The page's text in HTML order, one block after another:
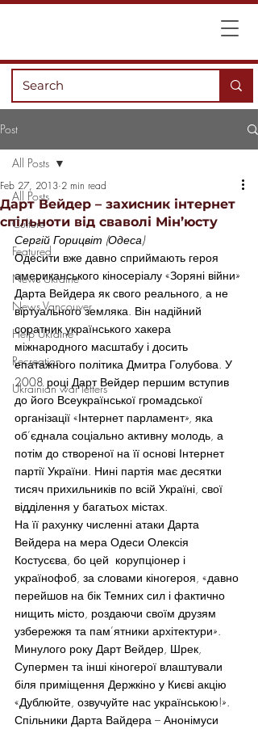
Post
All Posts
Culture
Featured
News Ukraine
News Vancouver
Help Ukraine
Recreation
Ukrainian war letters
All Posts
Дарт Вейдер – захисник інтернет
спільноти від сваволі Мін’юсту
Feb 27, 2013 2 min read
Сергій Горицвіт (Одеса)
Одесити вже давно сприймають героя
американського кіносеріалу «Зоряні війни»
Дарта Вейдера як свого реального, а не
віртуального земляка. Він надійний
соратник українського хакера
міжнародного масштабу і досить
епатажного політика Дмитра Голубова. У
2008 році Дарт Вейдер першим вступив
до його Всеукраїнської громадської
організації «Інтернет парламент», яка
об’єднала соціально активну молодь, а
потім до створеної на її основі Інтернет
партії України. Нині партія має десятки
тисяч прихильників по всій Україні, свої
відділення у багатьох містах.
На її рахунку численні атаки Дарта
Вейдера на мера Одеси Олексія
Костусєва, бо цей  корупціонер і
українофоб, за словами кіногероя, «давно
перейшов на бік Темних сил і фактично
нищить місто, роздаючи своїм друзям
узбережжя та пам’ятники архітектури».
Минулого року Дарт Вейдер, Шрек,
Супермен та інші кіногерої влаштували
біля приміщення Держкіно у Києві акцію
«Дублюйте, озвучуйте нас українською!».
Спільники Дарта Вайдера – Анонімуси